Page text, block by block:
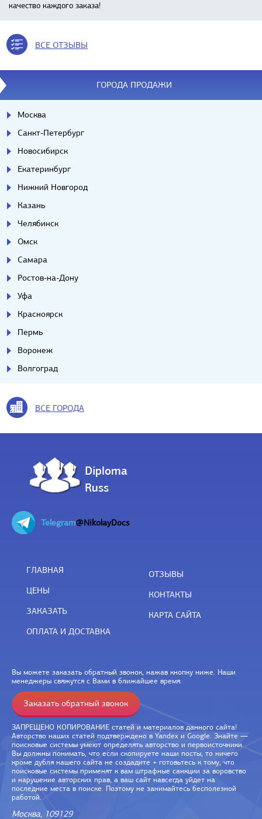
качество каждого заказа!
ВСЕ ОТЗЫВЫ
ГОРОДА ПРОДАЖИ
Москва
Санкт-Петербург
Новосибирск
Екатеринбург
Нижний Новгород
Казань
Челябинск
Омск
Самара
Ростов-на-Дону
Уфа
Красноярск
Пермь
Воронеж
Волгоград
ВСЕ ГОРОДА
Diploma
Russ
Telegram@NikolayDocs
ГЛАВНАЯ
ЦЕНЫ
ЗАКАЗАТЬ
ОПЛАТА И ДОСТАВКА
ОТЗЫВЫ
КОНТАКТЫ
КАРТА САЙТА
Вы можете заказать обратный звонок, нажав кнопку ниже. Наши
менеджеры свяжутся с Вами в ближайшее время.
Заказать обратный звонок
ЗАПРЕЩЕНО КОПИРОВАНИЕ статей и материалов данного сайта!
Авторство наших статей подтверждено в Yandex и Google. Знайте —
поисковые системы умеют определять авторство и первоисточники.
Вы должны понимать, что если скопируете наши посты, то ничего
кроме дубля нашего сайта не создадите + готовьтесь к тому, что
поисковые системы применят к вам штрафные санкции за воровство
и нарушение авторских прав, а ваш сайт навсегда уйдет на
последние места в поиске. Поэтому не занимайтесь бесполезной
работой.
Москва, 109129